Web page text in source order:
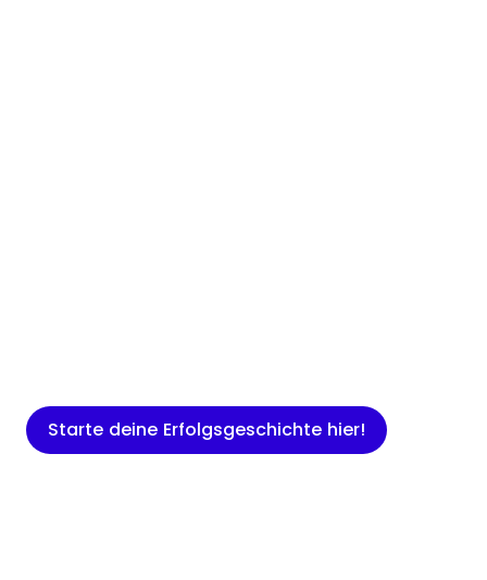
Starte deine Erfolgsgeschichte hier!